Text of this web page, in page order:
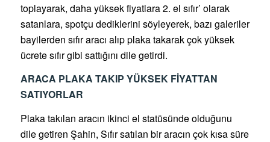
toplayarak, daha yüksek fiyatlara 2. el sıfır’ olarak
satanlara, spotçu dediklerini söyleyerek, bazı galeriler
bayilerden sıfır aracı alıp plaka takarak çok yüksek
ücrete sıfır gibi sattığını dile getirdi.
ARACA PLAKA TAKIP YÜKSEK FİYATTAN
SATIYORLAR
Plaka takılan aracın ikinci el statüsünde olduğunu
dile getiren Şahin, Sıfır satılan bir aracın çok kısa süre